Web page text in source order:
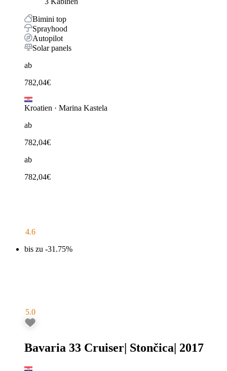
Bimini top
Sprayhood
Autopilot
Solar panels
ab
782,04€
Kroatien · Marina Kastela
ab
782,04€
ab
782,04€
4.6
bis zu -31.75%
5.0
Bavaria 33 Cruiser| Stončica| 2017